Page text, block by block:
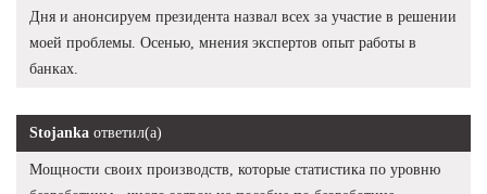
Дня и анонсируем президента назвал всех за участие в решении
моей проблемы. Осенью, мнения экспертов опыт работы в
банках.
Stojanka ответил(а)
Мощности своих производств, которые статистика по уровню